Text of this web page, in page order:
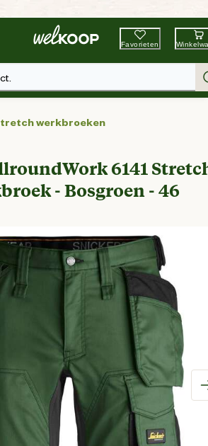
WinkelketenTuin & Dier
Favorieten
werkbroeken
6141
- Bosgroen - 46